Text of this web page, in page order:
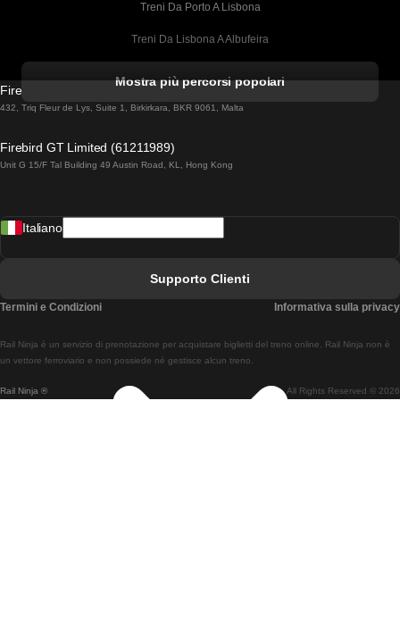
Treni Da Porto A Lisbona
Treni Da Lisbona A Albufeira
Treni Da Lisbona A Lagos
Treni Da Lisbona A Madrid
Treni Da Lisbon A Braga
Treni Da Braga A Lisbona
Mostra più percorsi popolari
Firebird GT Limited (OC 1451)
432, Triq Fleur de Lys, Suite 1, Birkirkara, BKR 9061, Malta
Firebird GT Limited (61211989)
Unit G 15/F Tal Building 49 Austin Road, KL, Hong Kong
Rail Ninja ® All Rights Reserved © 2026
Rail Ninja è un servizio di prenotazione per acquistare biglietti del treno online. Rail Ninja non è
un vettore ferroviario e non possiede né gestisce alcun treno.
Italiano
Supporto Clienti
Termini e Condizioni Informativa sulla privacy